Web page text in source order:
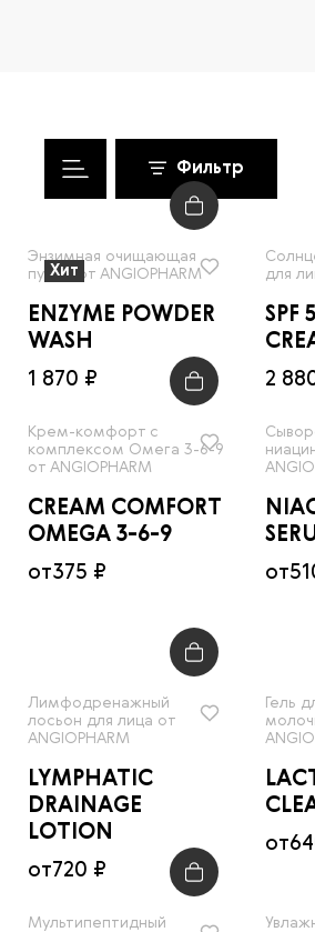
Фильтр
Хит
Энзимная очищающая
пудра от ANGIOPHARM
ENZYME POWDER
WASH
1 870 ₽
для
SPF
2
Крем-комфорт с
комплексом Омега 3-6-9
от ANGIOPHARM
CREAM COMFORT
OMEGA 3-6-9
от375 ₽
от
Лимфодренажный
лосьон для лица от
ANGIOPHARM
LYMPHATIC
DRAINAGE
LOTION
от720 ₽
Гель
от
Мультипептидный